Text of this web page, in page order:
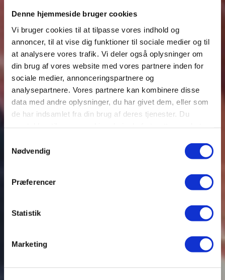
Denne hjemmeside bruger cookies
Vi bruger cookies til at tilpasse vores indhold og
annoncer, til at vise dig funktioner til sociale medier og til
at analysere vores trafik. Vi deler også oplysninger om
din brug af vores website med vores partnere inden for
sociale medier, annonceringspartnere og
analysepartnere. Vores partnere kan kombinere disse
data med andre oplysninger, du har givet dem, eller som
de har indsamlet fra din brug af deres tjenester. Du
Nødvendig
Præferencer
Statistik
Marketing